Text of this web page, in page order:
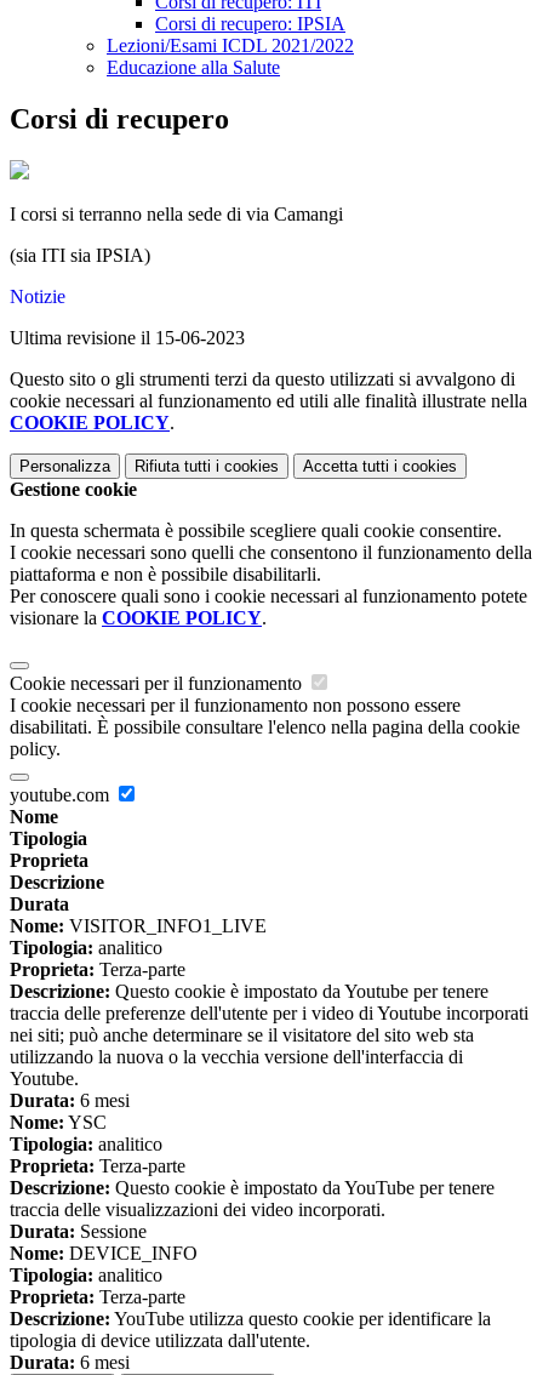
Corsi di recupero: IPSIA
Lezioni/Esami ICDL 2021/2022
Educazione alla Salute
Corsi di recupero
I corsi si terranno nella sede di via Camangi
(sia ITI sia IPSIA)
Notizie
Ultima revisione il 15-06-2023
Questo sito o gli strumenti terzi da questo utilizzati si avvalgono di
cookie necessari al funzionamento ed utili alle finalità illustrate nella
COOKIE POLICY.
Personalizza Rifiuta tutti i cookies Accetta tutti i cookies
Gestione cookie
In questa schermata è possibile scegliere quali cookie consentire.
I cookie necessari sono quelli che consentono il funzionamento della
piattaforma e non è possibile disabilitarli.
Per conoscere quali sono i cookie necessari al funzionamento potete
visionare la COOKIE POLICY.
Cookie necessari per il funzionamento
I cookie necessari per il funzionamento non possono essere
disabilitati. È possibile consultare l'elenco nella pagina della cookie
policy.
youtube.com
Nome
Tipologia
Proprieta
Descrizione
Durata
Nome: VISITOR_INFO1_LIVE
Tipologia: analitico
Proprieta: Terza-parte
Descrizione: Questo cookie è impostato da Youtube per tenere
traccia delle preferenze dell'utente per i video di Youtube incorporati
nei siti; può anche determinare se il visitatore del sito web sta
utilizzando la nuova o la vecchia versione dell'interfaccia di
Youtube.
Durata: 6 mesi
Nome: YSC
Tipologia: analitico
Proprieta: Terza-parte
Descrizione: Questo cookie è impostato da YouTube per tenere
traccia delle visualizzazioni dei video incorporati.
Durata: Sessione
Nome: DEVICE_INFO
Tipologia: analitico
Proprieta: Terza-parte
Descrizione: YouTube utilizza questo cookie per identificare la
tipologia di device utilizzata dall'utente.
Durata: 6 mesi